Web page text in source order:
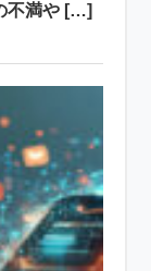
不満や […]